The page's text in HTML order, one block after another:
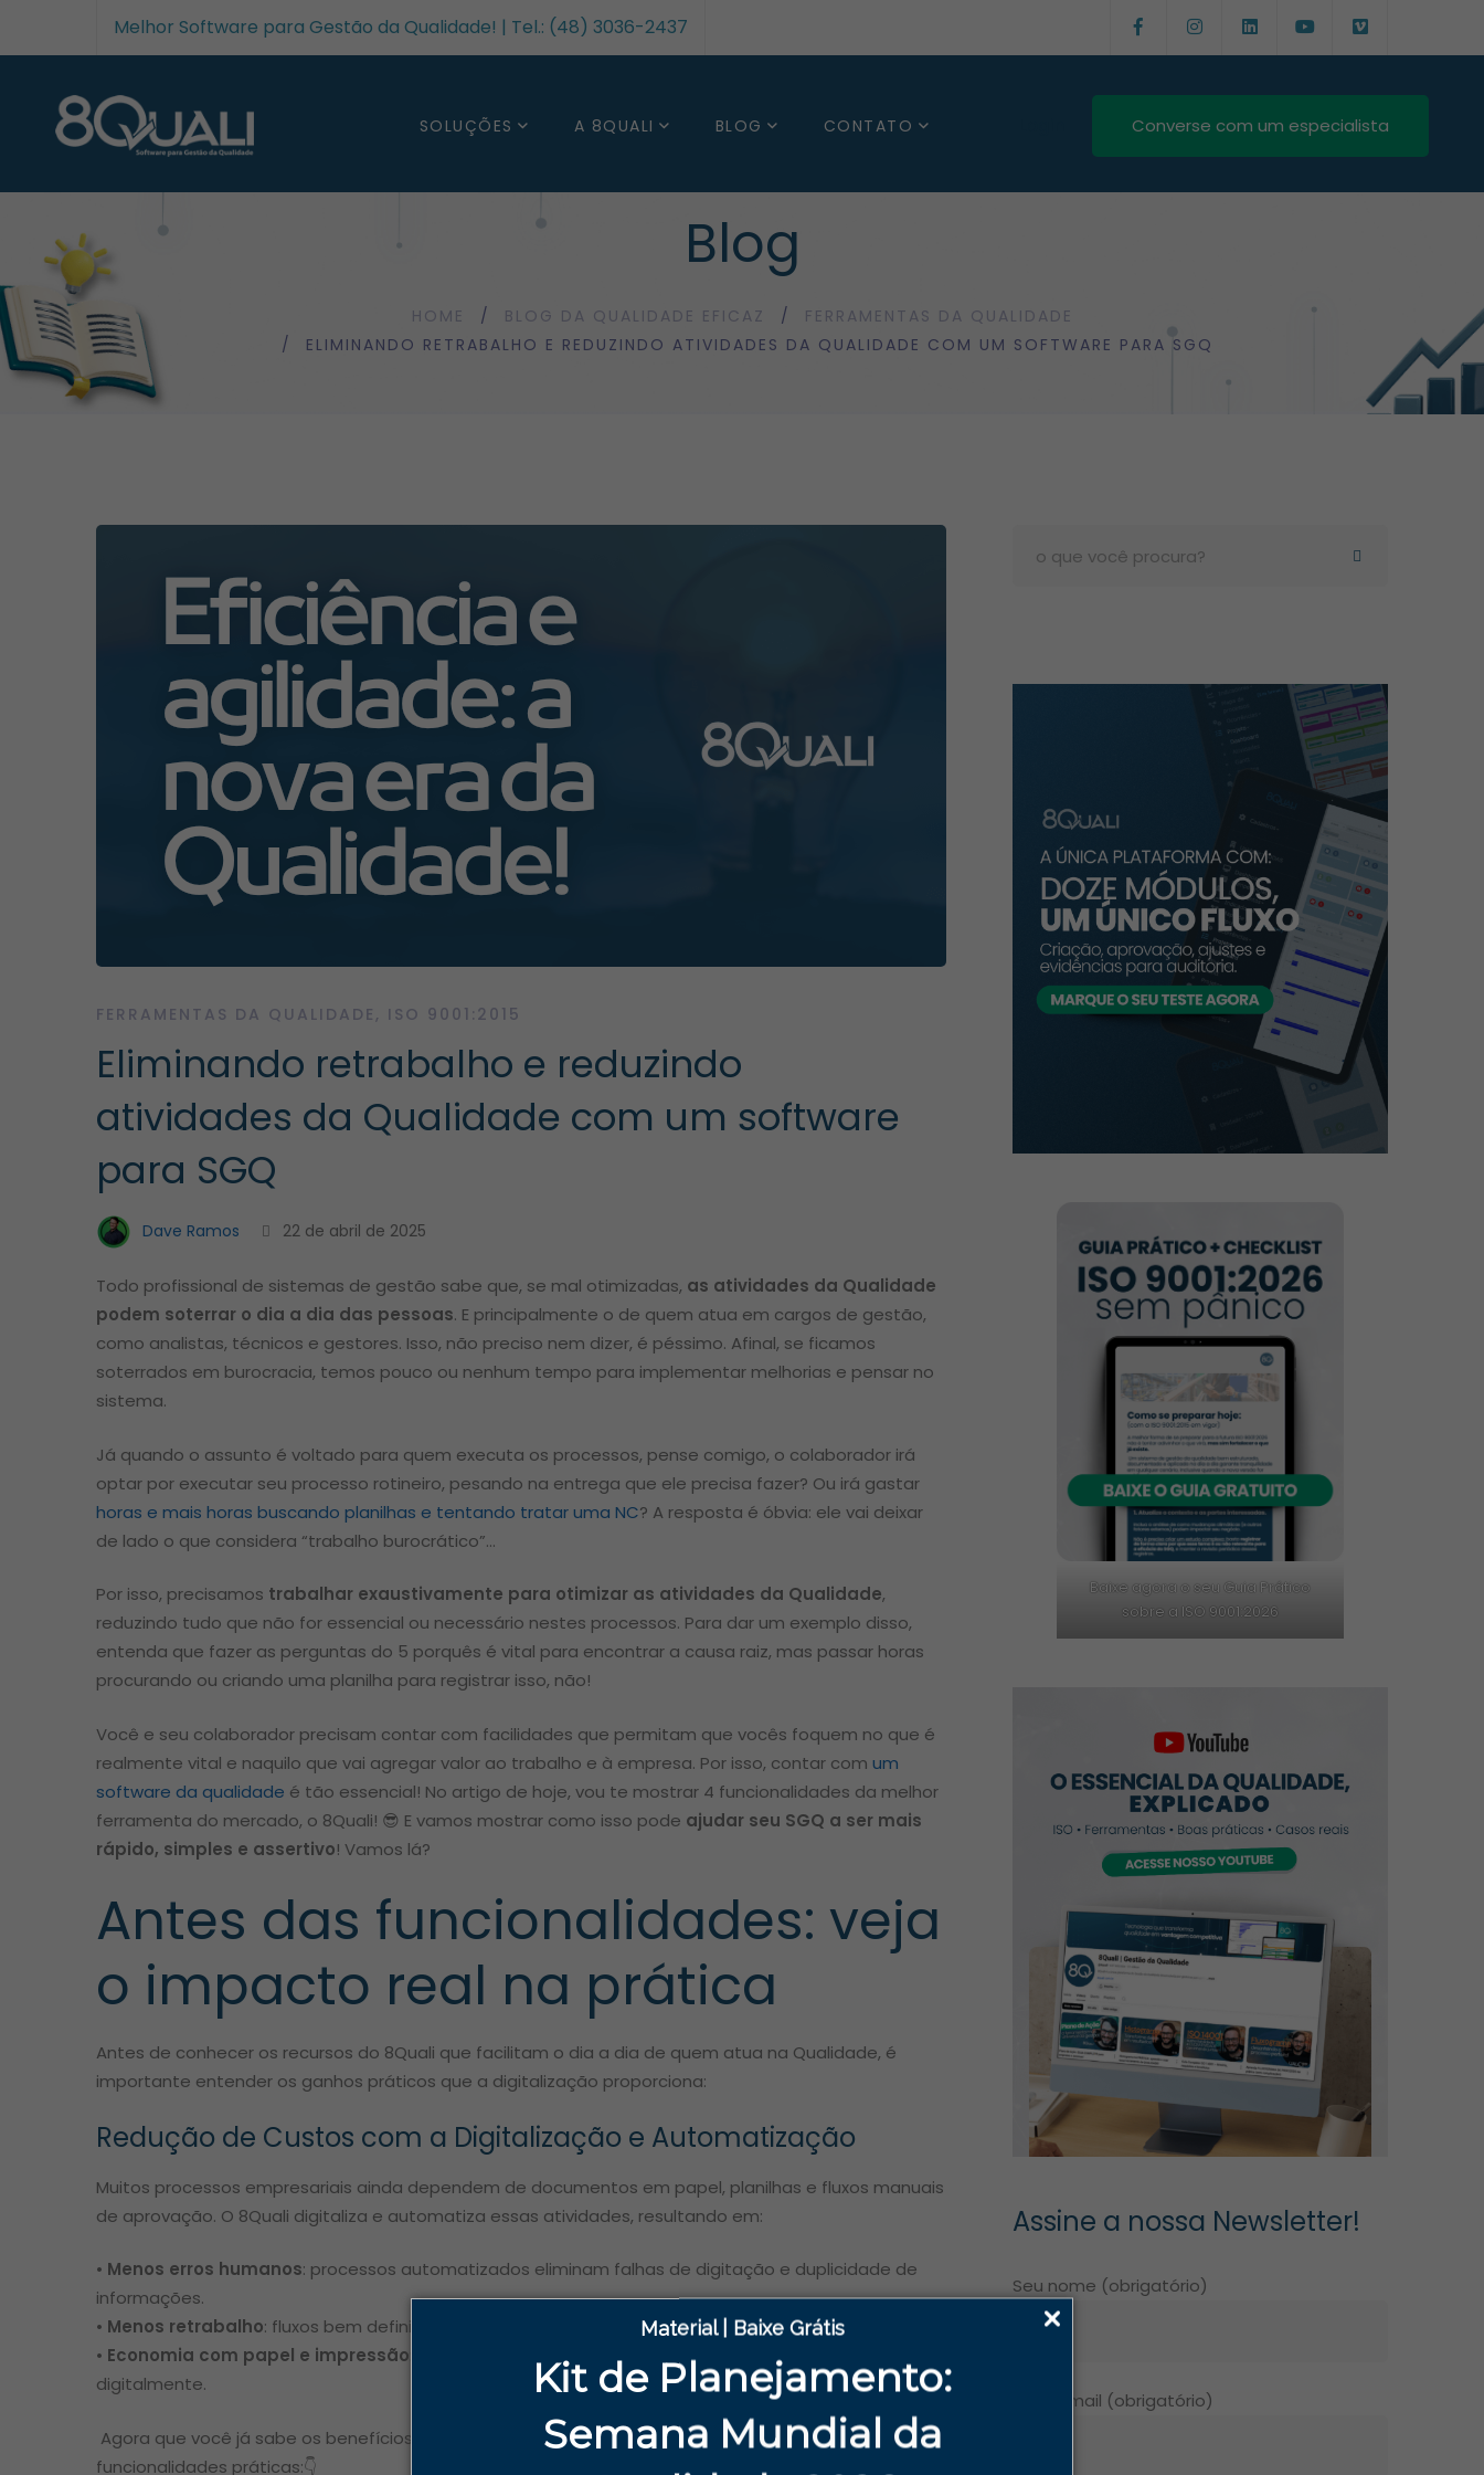
Material | Baixe Grátis
Kit de Planejamento:
Semana Mundial da
Melhor Software para Gestão da Qualidade! | Tel.: (48) 3036-2437
SOLUÇÕES A 8QUALI BLOG CONTATO Converse com um especialista
Blog
HOME BLOG DA QUALIDADE EFICAZ
FERRAMENTAS DA QUALIDADE
ELIMINANDO RETRABALHO E REDUZINDO ATIVIDADES DA QUALIDADE COM UM SOFTWARE PARA SGQ
Eliminando
retrabalho
reduzindo
atividades
da
Qualidade
com
um
software
para
SGQ
FERRAMENTAS DA QUALIDADE , ISO 9001:2015
Eliminando retrabalho e reduzindo
atividades da Qualidade com um software
para SGQ
Dave Ramos 22 de abril de 2025
Todo profissional de sistemas de gestão sabe que, se mal otimizadas, as atividades da Qualidade
podem soterrar o dia a dia das pessoas. E principalmente o de quem atua em cargos de gestão,
como analistas, técnicos e gestores. Isso, não preciso nem dizer, é péssimo. Afinal, se ficamos
soterrados em burocracia, temos pouco ou nenhum tempo para implementar melhorias e pensar no
sistema.
Já quando o assunto é voltado para quem executa os processos, pense comigo, o colaborador irá
optar por executar seu processo rotineiro, pesando na entrega que ele precisa fazer? Ou irá gastar
horas e mais horas buscando planilhas e tentando tratar uma NC? A resposta é óbvia: ele vai deixar
de lado o que considera “trabalho burocrático”…
Por isso, precisamos trabalhar exaustivamente para otimizar as atividades da Qualidade,
reduzindo tudo que não for essencial ou necessário nestes processos. Para dar um exemplo disso,
entenda que fazer as perguntas do 5 porquês é vital para encontrar a causa raiz, mas passar horas
procurando ou criando uma planilha para registrar isso, não!
Você e seu colaborador precisam contar com facilidades que permitam que vocês foquem no que é
realmente vital e naquilo que vai agregar valor ao trabalho e à empresa. Por isso, contar com um
software da qualidade é tão essencial! No artigo de hoje, vou te mostrar 4 funcionalidades da melhor
ferramenta do mercado, o 8Quali! 😎 E vamos mostrar como isso pode ajudar seu SGQ a ser mais
rápido, simples e assertivo! Vamos lá?
Antes das funcionalidades: veja
o impacto real na prática
Antes de conhecer os recursos do 8Quali que facilitam o dia a dia de quem atua na Qualidade, é
importante entender os ganhos práticos que a digitalização proporciona:
Redução de Custos com a Digitalização e Automatização
Muitos processos empresariais ainda dependem de documentos em papel, planilhas e fluxos manuais
de aprovação. O 8Quali digitaliza e automatiza essas atividades, resultando em:
• Menos erros humanos: processos automatizados eliminam falhas de digitação e duplicidade de
informações.
• Menos retrabalho: fluxos bem definidos evitam correções constantes.
• Economia com papel e impressão : documentos, registros e auditorias podem ser feitos
digitalmente.
Agora que você já sabe os benefícios, veja como o 8Quali torna tudo isso possível com
funcionalidades práticas:👇
for:
Baixe agora o seu Guia Prático
sobre a ISO 9001:2026
Assine a nossa Newsletter!
Seu nome (obrigatório)
Seu e-mail (obrigatório)